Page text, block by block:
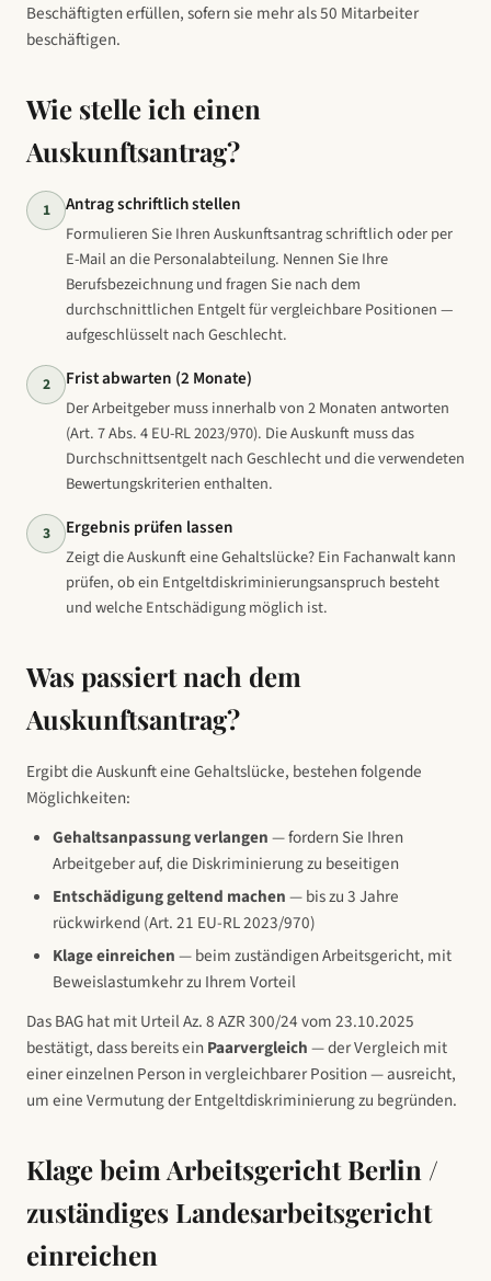
Beschäftigten erfüllen, sofern sie mehr als 50 Mitarbeiter
beschäftigen.
Wie stelle ich einen
Auskunftsantrag?
1 Antrag schriftlich stellen
Formulieren Sie Ihren Auskunftsantrag schriftlich oder per
E-Mail an die Personalabteilung. Nennen Sie Ihre
Berufsbezeichnung und fragen Sie nach dem
durchschnittlichen Entgelt für vergleichbare Positionen —
aufgeschlüsselt nach Geschlecht.
2 Frist abwarten (2 Monate)
Der Arbeitgeber muss innerhalb von 2 Monaten antworten
(Art. 7 Abs. 4 EU-RL 2023/970). Die Auskunft muss das
Durchschnittsentgelt nach Geschlecht und die verwendeten
Bewertungskriterien enthalten.
3 Ergebnis prüfen lassen
Zeigt die Auskunft eine Gehaltslücke? Ein Fachanwalt kann
prüfen, ob ein Entgeltdiskriminierungsanspruch besteht
und welche Entschädigung möglich ist.
Was passiert nach dem
Auskunftsantrag?
Ergibt die Auskunft eine Gehaltslücke, bestehen folgende
Möglichkeiten:
Gehaltsanpassung verlangen— fordern Sie Ihren
Arbeitgeber auf, die Diskriminierung zu beseitigen
Entschädigung geltend machen— bis zu 3 Jahre
rückwirkend (Art. 21 EU-RL 2023/970)
Klage einreichen— beim zuständigen Arbeitsgericht, mit
Beweislastumkehr zu Ihrem Vorteil
Das BAG hat mit Urteil Az. 8 AZR 300/24 vom 23.10.2025
bestätigt, dass bereits einPaarvergleich— der Vergleich mit
einer einzelnen Person in vergleichbarer Position — ausreicht,
um eine Vermutung der Entgeltdiskriminierung zu begründen.
Klage beim Arbeitsgericht Berlin /
zuständiges Landesarbeitsgericht
einreichen